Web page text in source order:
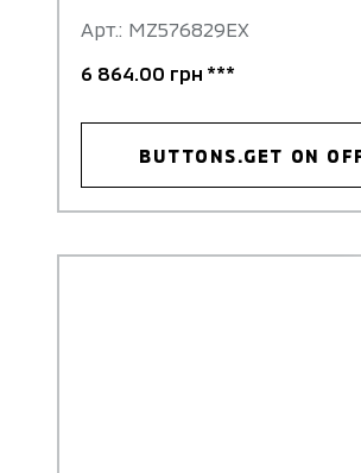
Арт.: MZ576829EX
6 864.00 грн ***
BUTTONS.GET ON